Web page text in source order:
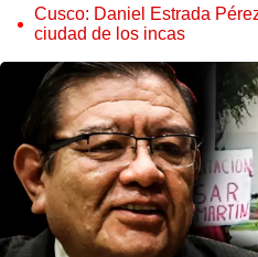
Cusco: Daniel Estrada
ciudad de los incas